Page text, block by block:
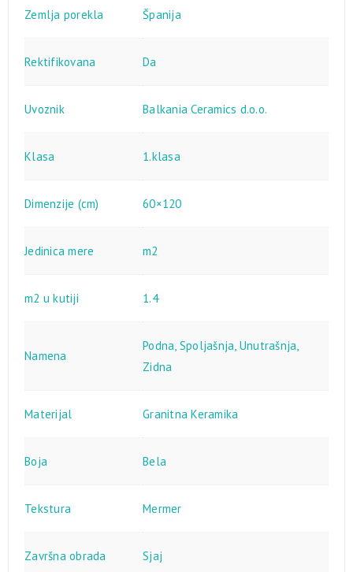
Zemlja porekla Španija
Rektifikovana Da
Uvoznik Balkania Ceramics d.o.o.
Klasa 1.klasa
Dimenzije (cm) 60×120
Jedinica mere m2
m2 u kutiji 1.4
Namena
Podna, Spoljašnja, Unutrašnja,
Zidna
Materijal Granitna Keramika
Boja Bela
Tekstura Mermer
Završna obrada Sjaj